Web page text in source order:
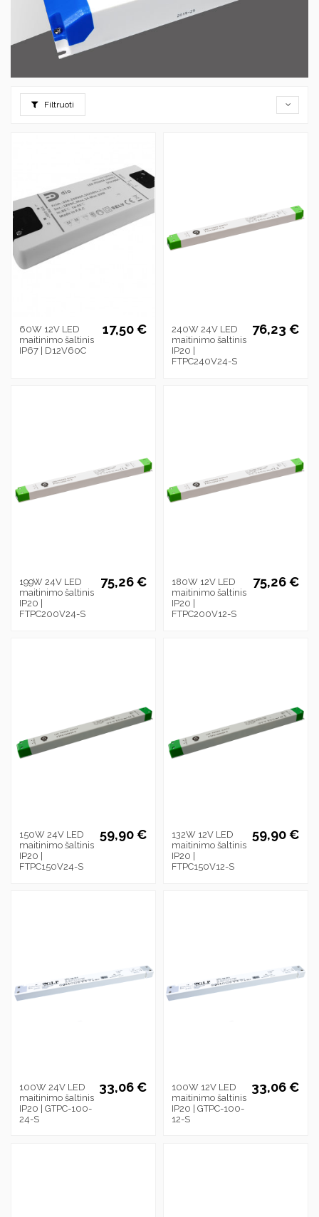
Filtruoti
60W 12V LED
maitinimo šaltinis
IP67 | D12V60C
17,50 €
240W 24V LED
maitinimo šaltinis
IP20 |
FTPC240V24-S
76,23 €
199W 24V LED
maitinimo šaltinis
IP20 |
FTPC200V24-S
75,26 €
180W 12V LED
maitinimo šaltinis
IP20 |
FTPC200V12-S
75,26 €
150W 24V LED
maitinimo šaltinis
IP20 |
FTPC150V24-S
59,90 €
132W 12V LED
maitinimo šaltinis
IP20 |
FTPC150V12-S
59,90 €
100W 24V LED
maitinimo šaltinis
IP20 | GTPC-100-
24-S
33,06 €
100W 12V LED
maitinimo šaltinis
IP20 | GTPC-100-
12-S
33,06 €